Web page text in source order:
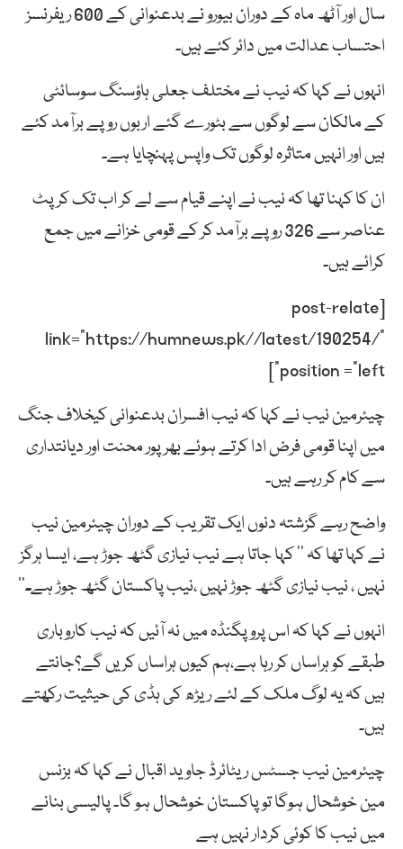
سال اور آٹھ ماہ کے دوران بیورو نے بدعنوانی کے 600 ریفرنسز
احتساب عدالت میں دائر کئے ہیں۔
انہوں نے کہا کہ نیب نے مختلف جعلی ہاؤسنگ سوسائٹی
کے مالکان سے لوگوں سے بٹورے گئے اربوں روپے برآمد کئے
ہیں اور انہیں متاثرہ لوگوں تک واپس پہنچایا ہے۔
ان کا کہنا تھا کہ نیب نے اپنے قیام سے لے کر اب تک کرپٹ
عناصر سے 326 روپے برآمد کر کے قومی خزانے میں جمع
کرائے ہیں۔
[post-relate
link=”https://humnews.pk//latest/190254/”
position =”left”]
چیئرمین نیب نے کہا کہ نیب افسران بدعنوانی کیخلاف جنگ
میں اپنا قومی فرض ادا کرتے ہوئے بھرپور محنت اور دیانتداری
سے کام کر رہے ہیں۔
واضح رہے گزشتہ دنوں ایک تقریب کے دوران چیئرمین نیب
نے کہا تھا کہ ’’ کہا جاتا ہے نیب نیازی گٹھ جوڑ ہے، ایسا ہرگز
نہیں ، نیب نیازی گٹھ جوڑ نہیں ،نیب پاکستان گٹھ جوڑ ہے۔‘‘
انہوں نے کہا کہ اس پروپگنڈہ میں نہ آئیں کہ نیب کاروباری
طبقے کو ہراساں کر رہا ہے،ہم کیوں ہراساں کریں گے؟جانتے
ہیں کہ یہ لوگ ملک کے لئے ریڑھ کی ہڈی کی حیثیت رکھتے
ہیں۔
چیئرمین نیب جسٹس ریٹائرڈ جاوید اقبال نے کہا کہ بزنس
مین خوشحال ہوگا تو پاکستان خوشحال ہو گا۔ پالیسی بنانے
میں نیب کا کوئی کردار نہیں ہے